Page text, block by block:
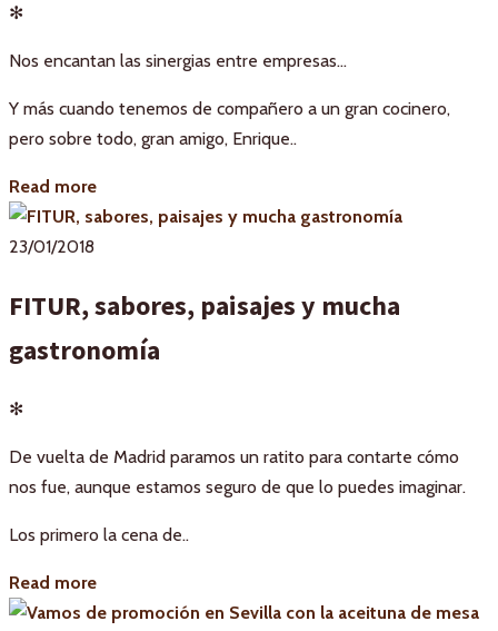
✻
Nos encantan las sinergias entre empresas…
Y más cuando tenemos de compañero a un gran cocinero,
pero sobre todo, gran amigo, Enrique..
Read more
23/01/2018
FITUR, sabores, paisajes y mucha
gastronomía
✻
De vuelta de Madrid paramos un ratito para contarte cómo
nos fue, aunque estamos seguro de que lo puedes imaginar.
Los primero la cena de..
Read more